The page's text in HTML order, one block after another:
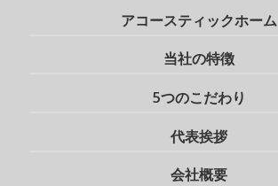
アコースティックホーム
当社の特徴
5つのこだわり
代表挨拶
会社概要